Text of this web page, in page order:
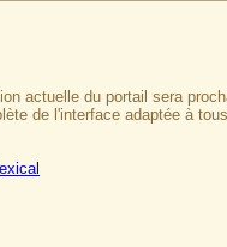
actuelle du portail sera
de l'interface adaptée à